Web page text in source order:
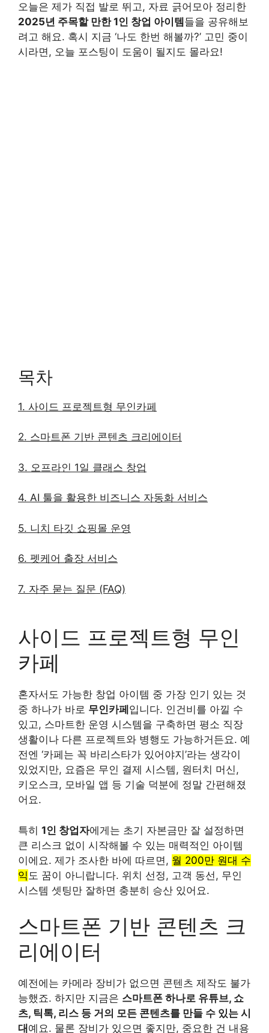
오늘은 제가 직접 발로 뛰고, 자료 긁어모아 정리한
2025년 주목할 만한 1인 창업 아이템 들을 공유해보
려고 해요. 혹시 지금 ‘나도 한번 해볼까?’ 고민 중이
시라면, 오늘 포스팅이 도움이 될지도 몰라요!
목차
1. 사이드 프로젝트형 무인카페
2. 스마트폰 기반 콘텐츠 크리에이터
3. 오프라인 1일 클래스 창업
4. AI 툴을 활용한 비즈니스 자동화 서비스
5. 니치 타깃 쇼핑몰 운영
6. 펫케어 출장 서비스
7. 자주 묻는 질문 (FAQ)
사이드 프로젝트형 무인
카페
혼자서도 가능한 창업 아이템 중 가장 인기 있는 것
중 하나가 바로 무인카페 입니다. 인건비를 아낄 수
있고, 스마트한 운영 시스템을 구축하면 평소 직장
생활이나 다른 프로젝트와 병행도 가능하거든요. 예
전엔 ‘카페는 꼭 바리스타가 있어야지’라는 생각이
있었지만, 요즘은 무인 결제 시스템, 원터치 머신,
키오스크, 모바일 앱 등 기술 덕분에 정말 간편해졌
어요.
특히 1인 창업자에게는 초기 자본금만 잘 설정하면
큰 리스크 없이 시작해볼 수 있는 매력적인 아이템
이에요. 제가 조사한 바에 따르면, 월 200만 원대 수
익 도 꿈이 아니랍니다. 위치 선정, 고객 동선, 무인
시스템 셋팅만 잘하면 충분히 승산 있어요.
스마트폰 기반 콘텐츠 크
리에이터
예전에는 카메라 장비가 없으면 콘텐츠 제작도 불가
능했죠. 하지만 지금은 스마트폰 하나로 유튜브, 쇼
츠, 틱톡, 리스 등 거의 모든 콘텐츠를 만들 수 있는 시
대 예요. 물론 장비가 있으면 좋지만, 중요한 건 내용